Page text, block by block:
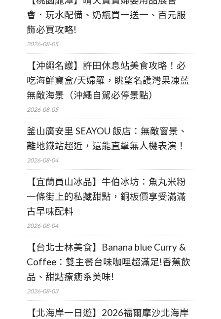
會．玩水配備、奶瓶買一送一、百元服
飾必買攻略!
2026-08-05
【沖繩名護】許田休息站美食攻略！必
吃海鮮寶盒/天婦羅，眺望名護灣果凍藍
無敵海景（沖繩自駕必停景點）
2026-08-05
釜山廣安里 SEAYOU 飯店：無敵窗景、
離地鐵站超近，還能直擊無人機表演！
2026-08-04
【宜蘭員山冰品】牛伯冰坊：魚丸米粉
一條街上的私藏甜點，銅板價享受滿滿
古早味配料
2026-08-04
【台北士林美食】Banana blue Curry &
Coffee：雙主餐台味咖哩超滿足!香蕉飲
品、甜點療癒系美味!
2026-08-03
【北海岸一日遊】2026福爾摩沙北海岸